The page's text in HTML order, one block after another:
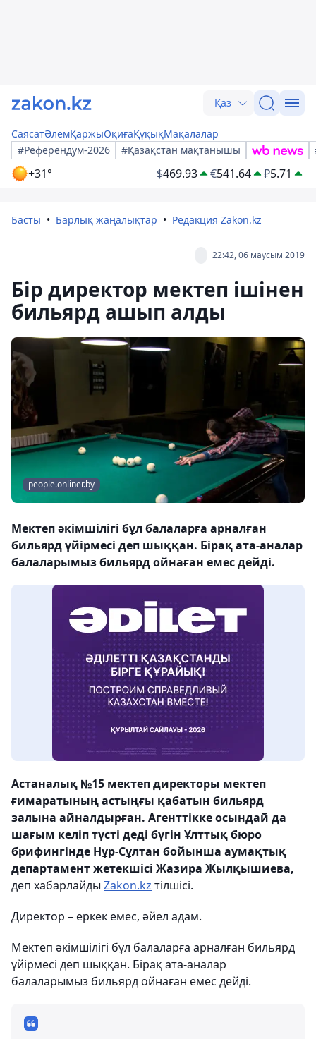
Қаз
СаясатӘлемҚаржыОқиғаҚұқықМақалалар
#Референдум-2026
#Қазақстан мақтанышы
+31° $469.93 €541.64 ₽5.71
Басты Барлық жаңалықтар Редакция Zakon.kz
22:42, 06 маусым 2019
Бір директор мектеп ішінен
бильярд ашып алды
people.onliner.by
Мектеп әкімшілігі бұл балаларға арналған
бильярд үйірмесі деп шыққан. Бірақ ата-аналар
балаларымыз бильярд ойнаған емес дейді.
Астаналық №15 мектеп директоры мектеп
ғимаратының астыңғы қабатын бильярд
залына айналдырған. Агенттікке осындай да
шағым келіп түсті деді бүгін Ұлттық бюро
брифингінде Нұр-Сұлтан бойынша аумақтық
департамент жетекшісі Жазира Жылқышиева,
деп хабарлайды Zakon.kz тілшісі.
Директор – еркек емес, әйел адам.
Мектеп әкімшілігі бұл балаларға арналған бильярд
үйірмесі деп шыққан. Бірақ ата-аналар
балаларымыз бильярд ойнаған емес дейді.